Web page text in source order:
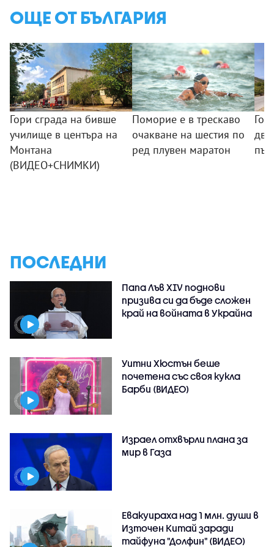
ОЩЕ ОТ БЪЛГАРИЯ
Гори сграда на бивше
училище в центъра на
Монтана
(ВИДЕО+СНИМКИ)
Поморие е в трескаво
очакване на шестия по
ред плувен маратон
ПОСЛЕДНИ
Папа Лъв XIV поднови
призива си да бъде сложен
край на войната в Украйна
Уитни Хюстън беше
почетена със своя кукла
Барби (ВИДЕО)
Израел отхвърли плана за
мир в Газа
Евакуираха над 1 млн. души в
Източен Китай заради
тайфуна "Долфин" (ВИДЕО)